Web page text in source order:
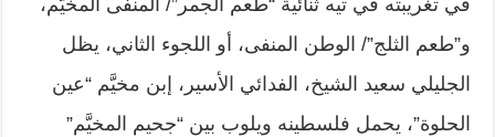
في تغريبته في تيه ثنائية “طعم الجمر”/ المنفى المخيَّم،
و”طعم الثلج”/ الوطن المنفى، أو اللجوء الثاني، يظل
الجليلي سعيد الشيخ، الفدائي الأسير، إبن مخيَّم “عين
الحلوة”، يحمل فلسطينه ويلوب بين “جحيم المخيَّم”